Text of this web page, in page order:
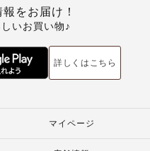
をお届け！
いお買い物♪
詳しくはこちら
マイページ